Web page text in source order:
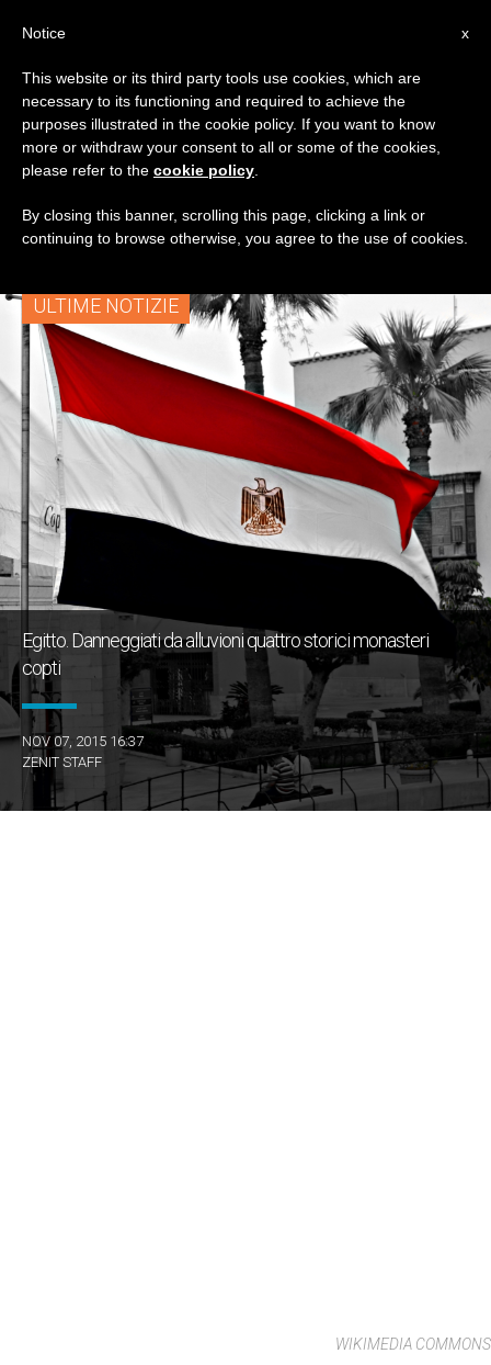
TAG
Posts Tagged
‘monasteri’
ULTIME NOTIZIE
Egitto. Danneggiati da alluvioni quattro storici monasteri
copti
NOV 07, 2015 16:37
ZENIT STAFF
WIKIMEDIA COMMONS
x
Notice
This website or its third party tools use cookies, which are
necessary to its functioning and required to achieve the
purposes illustrated in the cookie policy. If you want to know
more or withdraw your consent to all or some of the cookies,
please refer to the cookie policy
By closing this banner, scrolling this page, clicking a link or
continuing to browse otherwise, you agree to the use of cookies.